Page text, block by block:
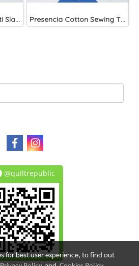
Wonderfil Threads Tutti Slate Presencia Cotton Sewing Thread 3-ply 60wt 4882 Yards Grey
@quiltrepublic
for best user experience, to find out